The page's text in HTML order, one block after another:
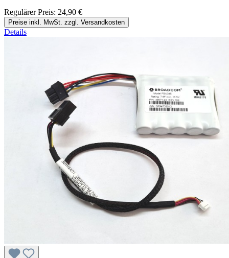
Regulärer Preis: 24,90 €
Preise inkl. MwSt. zzgl. Versandkosten
Details